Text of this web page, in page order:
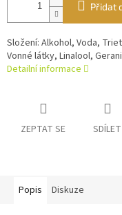
Přidat
Složení: Alkohol, Voda,
Vonné látky, Linalool,
Detailní informace
ZEPTAT SE SDÍLET
Popis Diskuze